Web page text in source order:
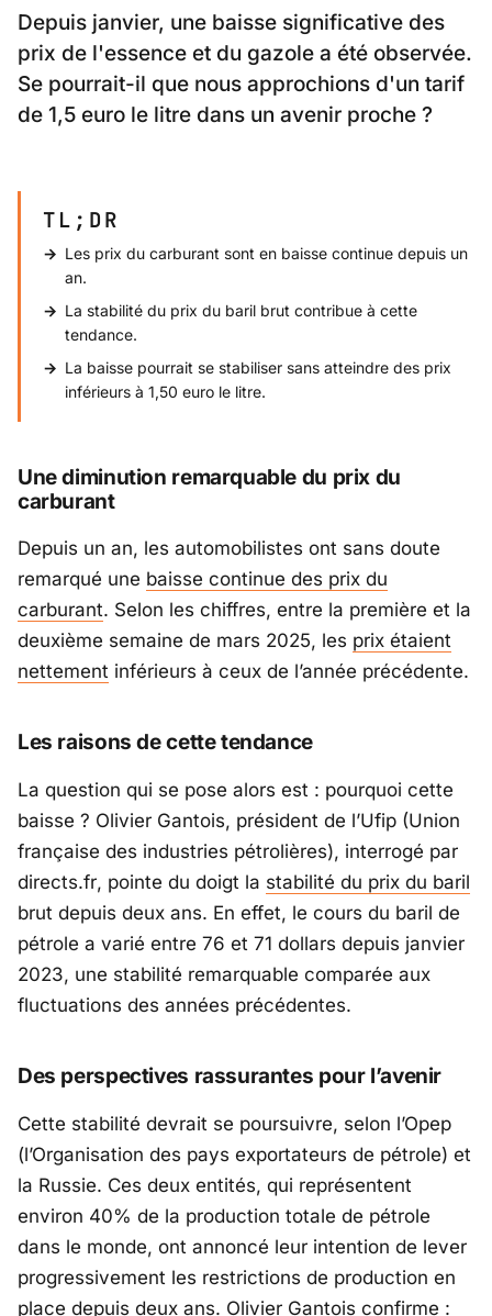
Depuis janvier, une baisse significative des
prix de l'essence et du gazole a été observée.
Se pourrait-il que nous approchions d'un tarif
de 1,5 euro le litre dans un avenir proche ?
TL;DR
Les prix du carburant sont en baisse continue depuis un
an.
La stabilité du prix du baril brut contribue à cette
tendance.
La baisse pourrait se stabiliser sans atteindre des prix
inférieurs à 1,50 euro le litre.
Une diminution remarquable du prix du
carburant
Depuis un an, les automobilistes ont sans doute
remarqué une baisse continue des prix du
carburant. Selon les chiffres, entre la première et la
deuxième semaine de mars 2025, les prix étaient
nettement inférieurs à ceux de l’année précédente.
Les raisons de cette tendance
La question qui se pose alors est : pourquoi cette
baisse ? Olivier Gantois, président de l’Ufip (Union
française des industries pétrolières), interrogé par
directs.fr, pointe du doigt la stabilité du prix du baril
brut depuis deux ans. En effet, le cours du baril de
pétrole a varié entre 76 et 71 dollars depuis janvier
2023, une stabilité remarquable comparée aux
fluctuations des années précédentes.
Des perspectives rassurantes pour l’avenir
Cette stabilité devrait se poursuivre, selon l’Opep
(l’Organisation des pays exportateurs de pétrole) et
la Russie. Ces deux entités, qui représentent
environ 40% de la production totale de pétrole
dans le monde, ont annoncé leur intention de lever
progressivement les restrictions de production en
place depuis deux ans. Olivier Gantois confirme :